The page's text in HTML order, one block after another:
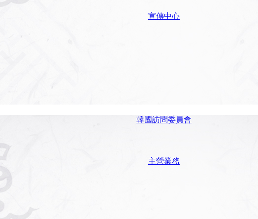
宣傳中心
韓國訪問委員會
主營業務